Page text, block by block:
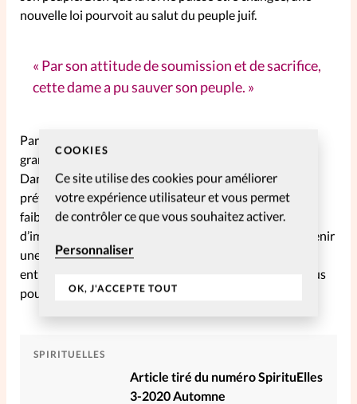
COOKIES
Ce site utilise des cookies pour améliorer
votre expérience utilisateur et vous permet
de contrôler ce que vous souhaitez activer.
Personnaliser
OK, J'ACCEPTE TOUT
nouvelle loi pourvoit au salut du peuple juif.
Par son attitude de soumission et de sacrifice,
cette dame a pu sauver son peuple.
Par son attitude de soumission et de sacrifice, cette
grande dame a pu sauver son peuple de la destruction.
Dans la vie d’Esther, Dieu utilise l’une de ses méthodes
préférées pour accomplir ses desseins: prendre les plus
faibles de ce monde pour les mettre dans une position
d’importance stratégique. Esther n’a pas cherché à devenir
une reine, mais une fois qu’elle l’était, elle devait choisir
entre son confort et sa vocation. C’est un choix que nous
pouvons toutes être appelées à faire.
SPIRITUELLES
Article tiré du numéro SpirituElles
3-2020 Automne